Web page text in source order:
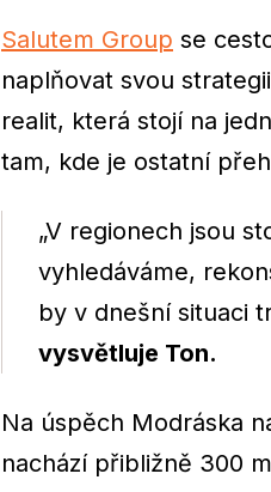
Salutem Group se
naplňovat svou
realit, která stojí na
tam, kde je ostatní
„V regionech jsou
vyhledáváme,
by v dnešní situaci
vysvětluje Ton.
Na úspěch Modráska
nachází přibližně 300